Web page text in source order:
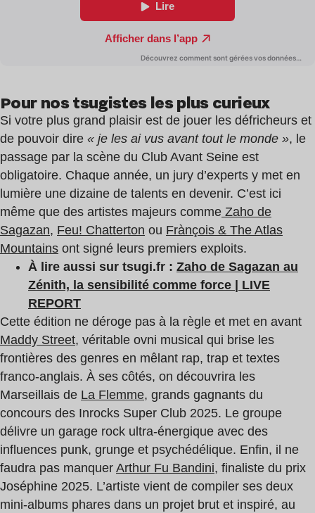
Pour nos tsugistes les plus curieux
Si votre plus grand plaisir est de jouer les défricheurs et
de pouvoir dire « je les ai vus avant tout le monde », le
passage par la scène du Club Avant Seine est
obligatoire. Chaque année, un jury d’experts y met en
lumière une dizaine de talents en devenir. C’est ici
même que des artistes majeurs comme Zaho de
Sagazan, Feu! Chatterton ou Frànçois & The Atlas
Mountains ont signé leurs premiers exploits.
À lire aussi sur tsugi.fr : Zaho de Sagazan au
Zénith, la sensibilité comme force | LIVE
REPORT
Cette édition ne déroge pas à la règle et met en avant
Maddy Street, véritable ovni musical qui brise les
frontières des genres en mêlant rap, trap et textes
franco-anglais. À ses côtés, on découvrira les
Marseillais de La Flemme, grands gagnants du
concours des Inrocks Super Club 2025. Le groupe
délivre un garage rock ultra-énergique avec des
influences punk, grunge et psychédélique. Enfin, il ne
faudra pas manquer Arthur Fu Bandini, finaliste du prix
Joséphine 2025. L’artiste vient de compiler ses deux
mini-albums phares dans un projet brut et inspiré, au